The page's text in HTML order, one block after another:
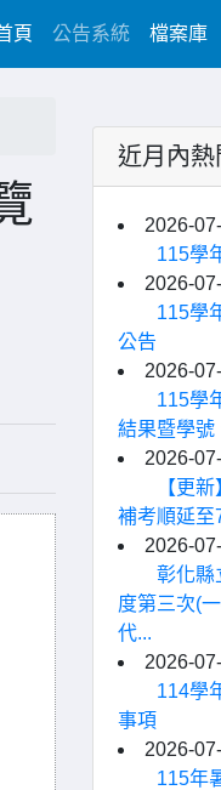
頁(current)
公告系統 檔案庫
近月內熱
2026-
115學
2026-
115學
公告
2026-
115學
結果暨學號
2026-
【更
補考順延至
2026-
彰化縣
度第三次(
代...
2026-
114學
事項
2026-
115年